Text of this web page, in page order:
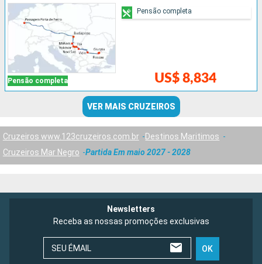
Pensão completa US$ 8,834
Pensão completa
VER MAIS CRUZEIROS
Cruzeiros www.123cruzeiros.com.br
Destinos Maritimos
Cruzeiros Mar Negro
Partida Em maio 2027 - 2028
Newsletters
Receba as nossas promoções exclusivas
SEU ÉMAIL OK